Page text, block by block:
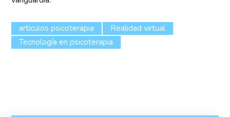
articulos psicoterapia
Realidad virtual
Tecnología en psicoterapia